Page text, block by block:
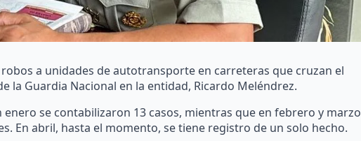
a unidades de autotransporte en carreteras que cruzan el
la Guardia Nacional en la entidad, Ricardo Meléndrez.
se contabilizaron 13 casos, mientras que en febrero y marzo
En abril, hasta el momento, se tiene registro de un solo hecho.